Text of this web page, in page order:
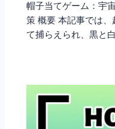
帽子当てゲーム：宇
策 概要 本記事では
て捕らえられ、黒と